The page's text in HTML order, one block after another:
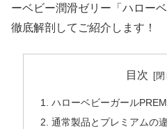
ーベビー潤滑ゼリー「ハロー
徹底解剖してご紹介します！
目次
ハローベビーガール
通常製品とプレミアムの